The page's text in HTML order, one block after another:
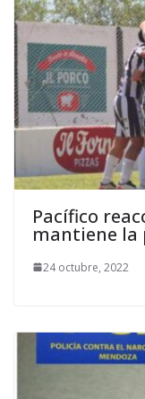
Pacífico
mantiene la
24 octubre, 2022